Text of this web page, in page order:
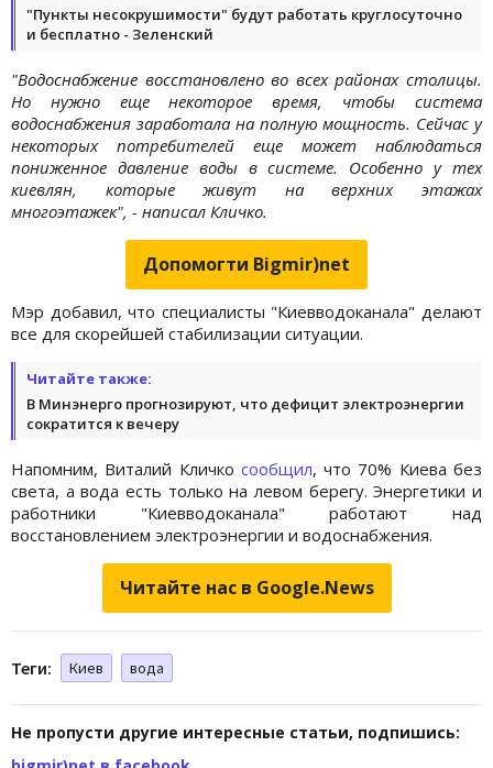
"Пункты несокрушимости" будут работать круглосуточно
и бесплатно - Зеленский
"Водоснабжение восстановлено во всех районах столицы.
Но нужно еще некоторое время, чтобы система
водоснабжения заработала на полную мощность. Сейчас у
некоторых потребителей еще может наблюдаться
пониженное давление воды в системе. Особенно у тех
киевлян, которые живут на верхних этажах
многоэтажек", - написал Кличко.
Допомогти Bigmir)net
Мэр добавил, что специалисты "Киевводоканала" делают
все для скорейшей стабилизации ситуации.
Читайте также:
В Минэнерго прогнозируют, что дефицит электроэнергии
сократится к вечеру
Напомним, Виталий Кличко сообщил, что 70% Киева без
света, а вода есть только на левом берегу. Энергетики и
работники "Киевводоканала" работают над
восстановлением электроэнергии и водоснабжения.
Читайте нас в Google.News
Теги: Киев вода
Не пропусти другие интересные статьи, подпишись: